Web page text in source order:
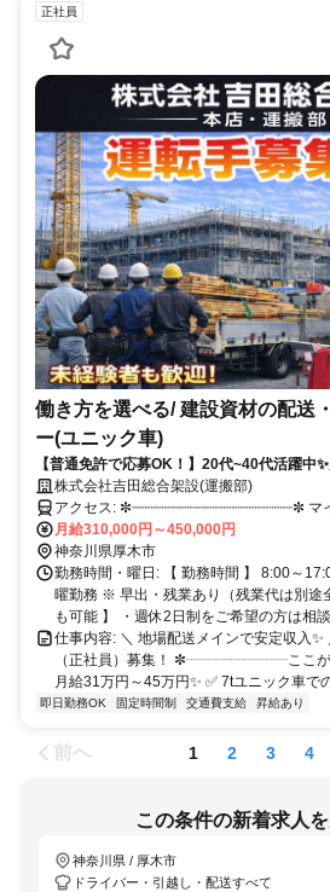
正社員
働き方を選べる/ 建設資材の配送
ー(ユニック車)
【普通免許で応募OK！】20代~40代活躍中
ユニック車での地場輸送✨長距離・夜勤一切
✨日曜休み＋大型連休あり✨ 残業代は別途
（全額会社負担）
株式会社吉田総合架設(運搬部)
アクセス: ✼┈┈┈┈┈┈┈┈┈┈┈┈┈┈┈┈┈┈┈✼ マイカー通勤OK バイク・自転
車など自由です！
月給310,000円～450,000円
神奈川県厚木市
勤務時間・曜日: 【 勤務時間 】 8:00～
曜勤務 ※ 早出・残業あり（残業代は別途
も可能 】 ・週休2日制をご希望の方は相
仕事内容: ＼ 地場配送メインで安定収入
（正社員）募集！ ✼┈┈┈┈┈┈┈こ
月給31万円～45万円✨ ✅ 7tユニック車で
即日勤務OK 固定時間制 交通費支給 昇給あり
前へ 1 2 3 4
この条件の新着求人
神奈川県 / 厚木市
ドライバー・引越し・配送すべて